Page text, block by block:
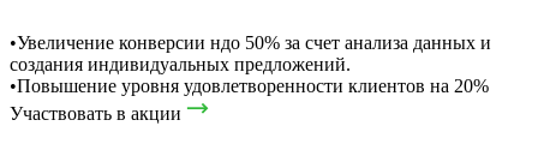
•Увеличение конверсии ндо 50% за счет анализа данных и
создания индивидуальных предложений.
•Повышение уровня удовлетворенности клиентов на 20%
Участвовать в акции